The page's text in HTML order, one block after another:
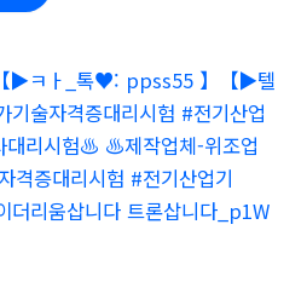
▶ㅋㅏ_톡♥: ppss55 】【▶텔
자격증대리시험 #전기산업
대리시험♨️ ♨️제작업체-위조업
증대리시험 #전기산업기
리움삽니다 트론삽니다_p1W